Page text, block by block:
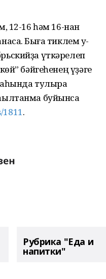
12-16 һәм 16-нан
Быға тиклем ҡу-
үткәрелеп
бәйгеһенең үҙәге
тулыраҡ
буйынса
.
Рубрика "Еда и
напитки"